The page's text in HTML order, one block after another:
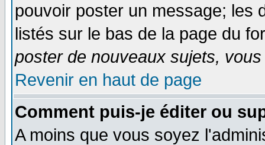
pouvoir poster un message; les
listés sur le bas de la page du
poster de nouveaux sujets,
Revenir en haut de page
Comment puis-je éditer ou
A moins que vous soyez